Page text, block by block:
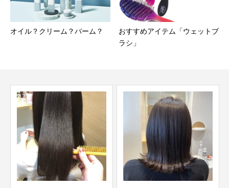
オイル？クリーム？バーム？
おすすめアイテム「ウェットブ
ラシ」